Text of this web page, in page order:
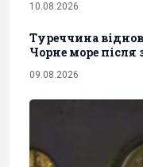
10.08.2026
Туреччина
Чорне море після
09.08.2026